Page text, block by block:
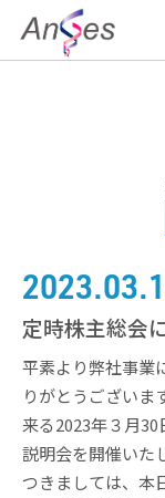
定時株主総会
平素より弊社事業
りがとうございま
来る2023年３月
説明会を開催いた
つきましては、本